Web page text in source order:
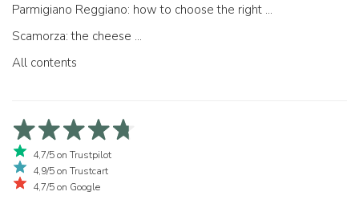
Parmigiano Reggiano: how to choose the right one
Scamorza: the cheese ...
All contents
4,7/5 on Trustpilot
4,9/5 on Trustcart
4,7/5 on Google